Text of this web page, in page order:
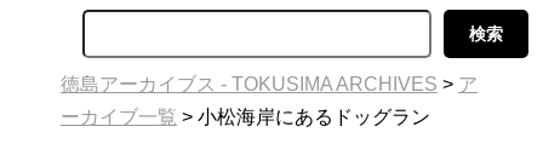
徳島アーカイブス - TOKUSIMA ARCHIVES > ア
ーカイブ一覧 > 小松海岸にあるドッグラン